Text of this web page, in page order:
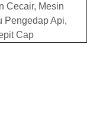
Cecair, Mesin
Pengedap Api,
Cap